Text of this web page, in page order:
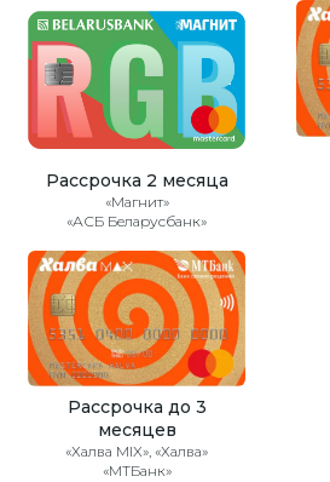
Рассрочка 2 месяца
«Магнит»
«АСБ Беларусбанк»
Рассрочка до 3
месяцев
«Халва MIX», «Халва»
«МТБанк»